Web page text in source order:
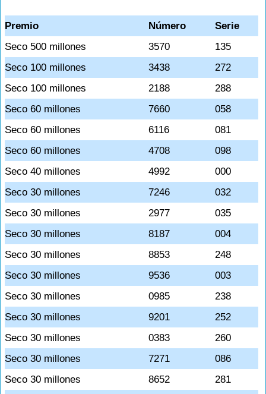
Premio Número
Serie
Seco 500 millones
3570
135
Seco 100 millones
3438
272
Seco 100 millones
2188
288
Seco 60 millones
7660
058
Seco 60 millones
6116
081
Seco 60 millones
4708
098
Seco 40 millones
4992
000
Seco 30 millones
7246
032
Seco 30 millones
2977
035
Seco 30 millones
8187
004
Seco 30 millones
8853
248
Seco 30 millones
9536
003
Seco 30 millones
0985
238
Seco 30 millones
9201
252
Seco 30 millones
0383
260
Seco 30 millones
7271
086
Seco 30 millones
8652
281